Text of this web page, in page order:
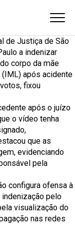
de Justiça de São
a indenizar
corpo da mãe
após acidente
fixou
após o juízo
o vídeo tenha
que as
evidenciando
pela
configura ofensa à
pelo
visualização do
nas redes